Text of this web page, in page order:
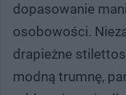
dopasowanie
osobowości.
drapieżne
modną trumnę,